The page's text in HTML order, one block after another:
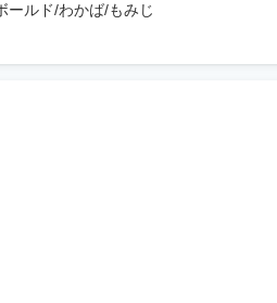
ールド/わかば/もみじ